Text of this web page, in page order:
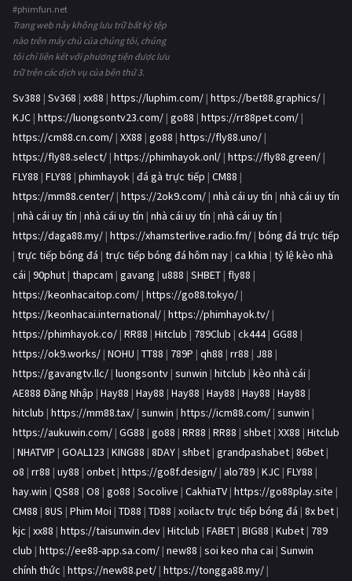
#phimfun.net
Trang web này không lưu trữ bất kỳ tệp
nào trên máy chủ của chúng tôi, chúng
tôi chỉ liên kết với phương tiện được lưu
trữ trên các dịch vụ của bên thứ 3.
Sv388 | Sv368 | xx88 | https://luphim.com/ | https://bet88.graphics/ |
KJC | https://luongsontv23.com/ | go88 | https://rr88pet.com/ |
https://cm88.cn.com/ | XX88 | go88 | https://fly88.uno/ |
https://fly88.select/ | https://phimhayok.onl/ | https://fly88.green/ |
FLY88 | FLY88 | phimhayok | đá gà trực tiếp | CM88 |
https://mm88.center/ | https://2ok9.com/ | nhà cái uy tín | nhà cái uy tín
| nhà cái uy tín | nhà cái uy tín | nhà cái uy tín | nhà cái uy tín |
https://daga88.my/ | https://xhamsterlive.radio.fm/ | bóng đá trực tiếp
| trực tiếp bóng đá | trực tiếp bóng đá hôm nay | ca khia | tỷ lệ kèo nhà
cái | 90phut | thapcam | gavang | u888 | SHBET | fly88 |
https://keonhacaitop.com/ | https://go88.tokyo/ |
https://keonhacai.international/ | https://phimhayok.tv/ |
https://phimhayok.co/ | RR88 | Hitclub | 789Club | ck444| GG88 |
https://ok9.works/ | NOHU | TT88 | 789P | qh88 | rr88 | J88 |
https://gavangtv.llc/ | luongsontv | sunwin | hitclub | kèo nhà cái |
AE888 Đăng Nhập | Hay88 | Hay88 | Hay88 | Hay88 | Hay88 | Hay88 |
hitclub | https://mm88.tax/ | sunwin | https://icm88.com/ | sunwin |
https://aukuwin.com/ | GG88 | go88 | RR88 | RR88 | shbet | XX88 | Hitclub
| NHATVIP | GOAL123 | KING88 | 8DAY | shbet | grandpashabet | 86bet |
o8 | rr88 | uy88 | onbet | https://go8f.design/ | alo789 | KJC | FLY88 |
hay.win | QS88 | O8 | go88 | Socolive | CakhiaTV | https://go88play.site |
CM88 | 8US | Phim Moi | TD88 | TD88 | xoilactv trực tiếp bóng đá | 8x bet |
kjc | xx88 | https://taisunwin.dev | Hitclub | FABET | BIG88 | Kubet | 789
club | https://ee88-app.sa.com/ | new88 | soi keo nha cai | Sunwin
chính thức | https://new88.pet/ | https://tongga88.my/ |